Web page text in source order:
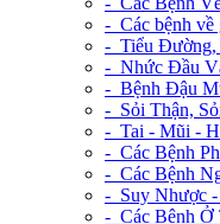
- Các bệnh về
- Tiểu
- Nhức Đầu
- Bệnh Đậu
- Sỏi Thận,
- Tai - Mũi -
- Các Bệnh
- Các Bệnh
- Suy Nhược
- Các Bệnh Ở